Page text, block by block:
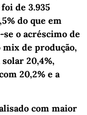
de 3.935
do que em
o acréscimo de
mix de produção,
20,4%,
20,2% e a
com maior